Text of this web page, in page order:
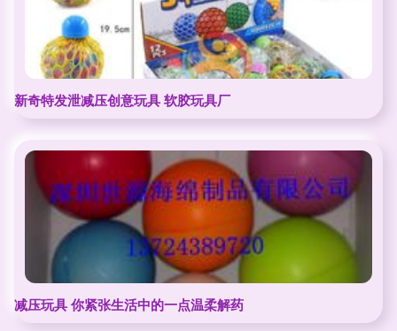
新奇特发泄减压创意玩具 软胶玩具厂
减压玩具 你紧张生活中的一点温柔解药